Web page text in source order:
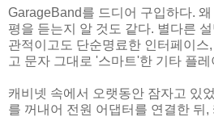
GarageBand를 드디어 구입하다.
평을 듣는지 알 것도 같다. 별다른
관적이고도 단순명료한 인터페이스
고 문자 그대로 '스마트'한 기타 플레
캐비넷 속에서 오랫동안 잠자고 있
를 꺼내어 전원 어댑터를 연결한 뒤